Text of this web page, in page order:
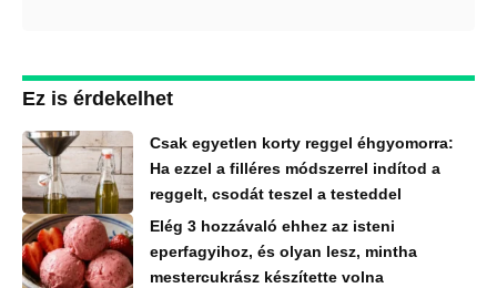
Ez is érdekelhet
Csak egyetlen korty reggel éhgyomorra:
Ha ezzel a filléres módszerrel indítod a
reggelt, csodát teszel a testeddel
Elég 3 hozzávaló ehhez az isteni
eperfagyihoz, és olyan lesz, mintha
mestercukrász készítette volna